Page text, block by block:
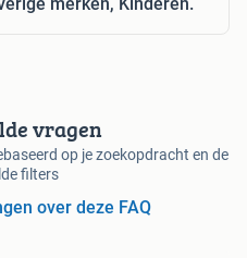
vragen
op je zoekopdracht en de
filters
over deze FAQ